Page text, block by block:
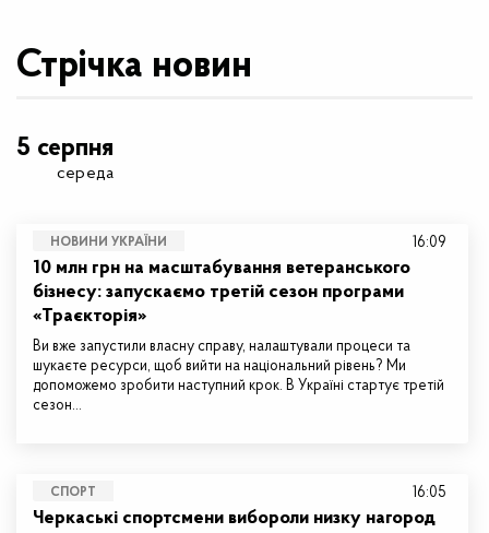
Стрічка новин
5 серпня
середа
НОВИНИ УКРАЇНИ
10 млн грн на масштабування ветеранського
бізнесу: запускаємо третій сезон програми
«Траєкторія»
Ви вже запустили власну справу, налаштували процеси та
шукаєте ресурси, щоб вийти на національний рівень? Ми
допоможемо зробити наступний крок. В Україні стартує третій
сезон…
16:09
СПОРТ
Черкаські спортсмени вибороли низку нагород
16:05